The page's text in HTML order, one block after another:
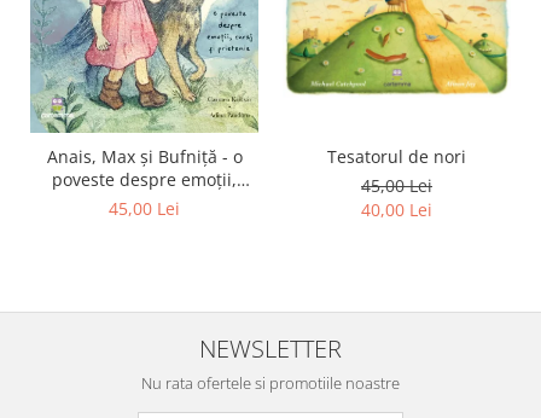
Anais, Max și Bufniță - o
poveste despre emoții,
curaj și prietenie
45,00 Lei
Tesatorul de nori
45,00 Lei
40,00 Lei
NEWSLETTER
Nu rata ofertele si promotiile noastre